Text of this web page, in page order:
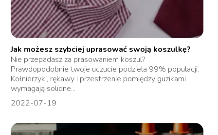
Jak możesz szybciej uprasować swoją koszulkę?
Nie przepadasz za prasowaniem koszul?
Prawdopodobnie twoje uczucie podziela 99% populacji.
Kołnierzyki, rękawy i przestrzenie pomiędzy guzikami
wymagają solidne...
2022-07-19